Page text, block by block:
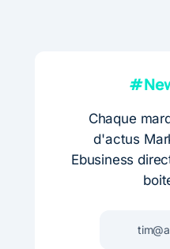
Chaque
d'actus
Ebusiness